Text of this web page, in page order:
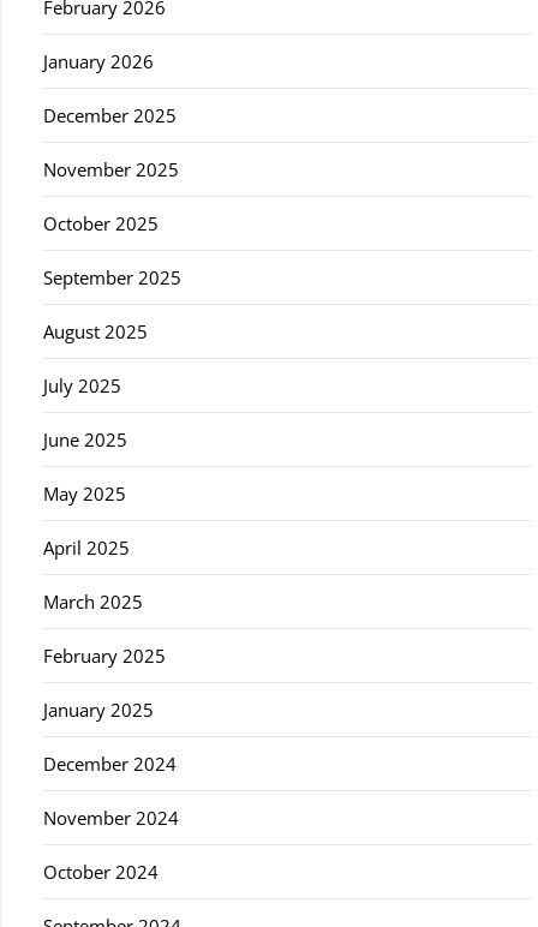
February 2026
January 2026
December 2025
November 2025
October 2025
September 2025
August 2025
July 2025
June 2025
May 2025
April 2025
March 2025
February 2025
January 2025
December 2024
November 2024
October 2024